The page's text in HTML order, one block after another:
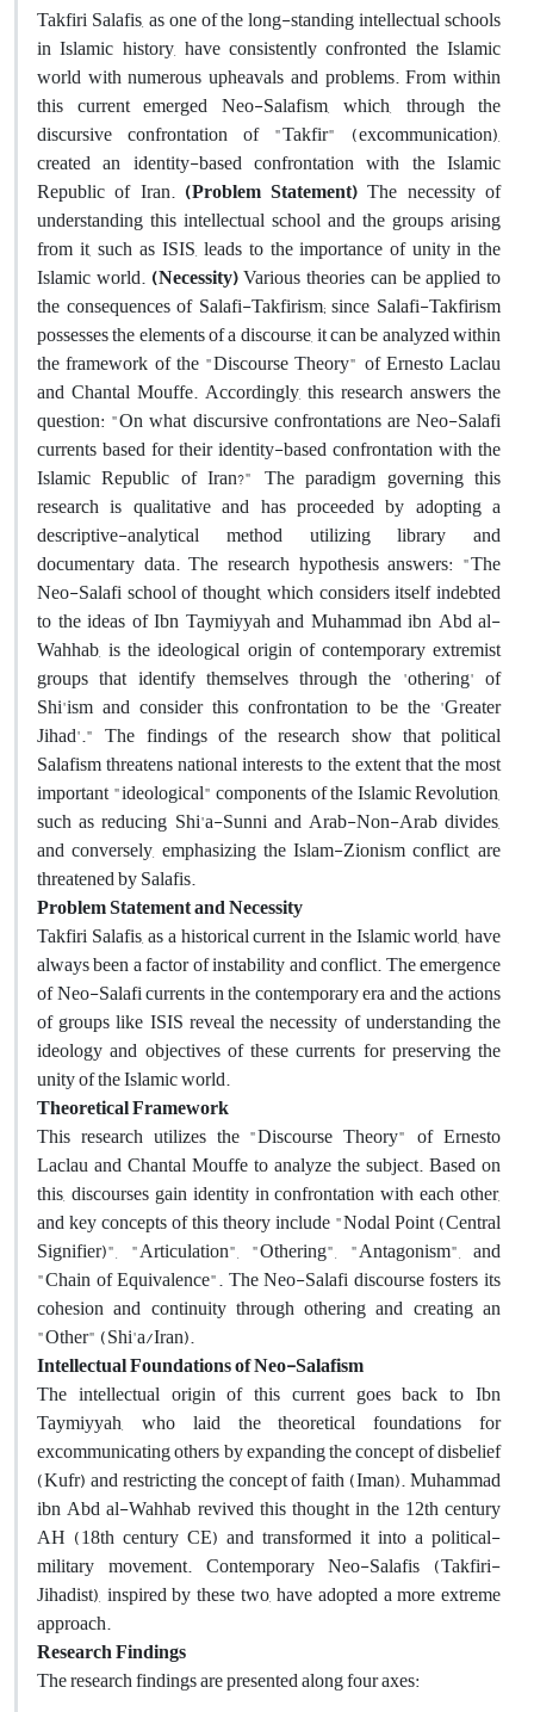
Takfiri Salafis, as one of the long-standing intellectual schools
in Islamic history, have consistently confronted the Islamic
world with numerous upheavals and problems. From within
this current emerged Neo-Salafism, which, through the
discursive confrontation of "Takfir" (excommunication),
created an identity-based confrontation with the Islamic
Republic of Iran. (Problem Statement) The necessity of
understanding this intellectual school and the groups arising
from it, such as ISIS, leads to the importance of unity in the
Islamic world. (Necessity)Various theories can be applied to
the consequences of Salafi-Takfirism; since Salafi-Takfirism
possesses the elements of a discourse, it can be analyzed within
the framework of the "Discourse Theory" of Ernesto Laclau
and Chantal Mouffe. Accordingly, this research answers the
question: "On what discursive confrontations are Neo-Salafi
currents based for their identity-based confrontation with the
Islamic Republic of Iran?" The paradigm governing this
research is qualitative and has proceeded by adopting a
descriptive-analytical method utilizing library and
documentary data. The research hypothesis answers: "The
Neo-Salafi school of thought, which considers itself indebted
to the ideas of Ibn Taymiyyah and Muhammad ibn Abd al-
Wahhab, is the ideological origin of contemporary extremist
groups that identify themselves through the 'othering' of
Shi'ism and consider this confrontation to be the 'Greater
Jihad'." The findings of the research show that political
Salafism threatens national interests to the extent that the most
important "ideological" components of the Islamic Revolution,
such as reducing Shi'a-Sunni and Arab-Non-Arab divides,
and conversely, emphasizing the Islam-Zionism conflict, are
threatened by Salafis.
Problem Statement and Necessity
Takfiri Salafis, as a historical current in the Islamic world, have
always been a factor of instability and conflict. The emergence
of Neo-Salafi currents in the contemporary era and the actions
of groups like ISIS reveal the necessity of understanding the
ideology and objectives of these currents for preserving the
unity of the Islamic world.
Theoretical Framework
This research utilizes the "Discourse Theory" of Ernesto
Laclau and Chantal Mouffe to analyze the subject. Based on
this, discourses gain identity in confrontation with each other,
and key concepts of this theory include "Nodal Point (Central
Signifier)", "Articulation", "Othering", "Antagonism", and
"Chain of Equivalence". The Neo-Salafi discourse fosters its
cohesion and continuity through othering and creating an
"Other" (Shi'a/Iran).
Intellectual Foundations of Neo-Salafism
The intellectual origin of this current goes back to Ibn
Taymiyyah, who laid the theoretical foundations for
excommunicating others by expanding the concept of disbelief
(Kufr) and restricting the concept of faith (Iman). Muhammad
ibn Abd al-Wahhab revived this thought in the 12th century
AH (18th century CE) and transformed it into a political-
military movement. Contemporary Neo-Salafis (Takfiri-
Jihadist), inspired by these two, have adopted a more extreme
approach.
Research Findings
The research findings are presented along four axes: